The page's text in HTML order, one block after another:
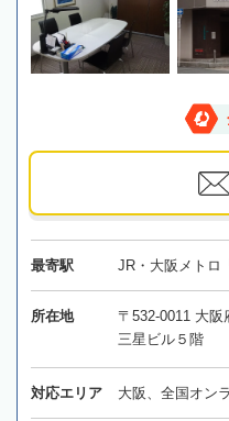
最寄駅 JR・大阪メトロ
所在地
〒532-0011 大
三星ビル５階
対応エリア 大阪、全国オン